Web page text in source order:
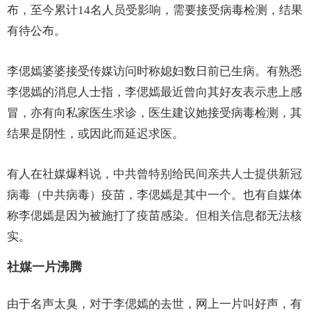
布，至今累计14名人员受影响，需要接受病毒检测，结果
有待公布。
李偲嫣婆婆接受传媒访问时称媳妇数日前已生病。有熟悉
李偲嫣的消息人士指，李偲嫣最近曾向其好友表示患上感
冒，亦有向私家医生求诊，医生建议她接受病毒检测，其
结果是阴性，或因此而延迟求医。
有人在社媒爆料说，中共曾特别给民间亲共人士提供新冠
病毒（中共病毒）疫苗，李偲嫣是其中一个。也有自媒体
称李偲嫣是因为被施打了疫苗感染。但相关信息都无法核
实。
社媒一片沸腾
由于名声太臭，对于李偲嫣的去世，网上一片叫好声，有